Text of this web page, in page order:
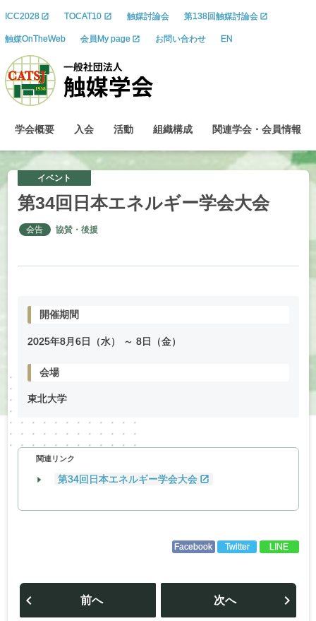
ICC2028 TOCAT10 触媒討論会 第138回触媒討論会
触媒OnTheWeb 会員My page お問い合わせ EN
学会概要 入会 活動 組織構成 関連学会 ・ 会員情報
イベント
第34回日本エネルギー学会大会
会告 協賛・後援
開催期間
2025年8月6日（水） ～ 8日（金）
会場
東北大学
関連リンク
第34回日本エネルギー学会大会
Facebook Twitter LINE
投
ビ
前へ 次へ